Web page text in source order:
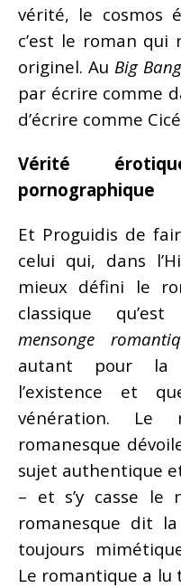
vérité, le cosmos
c’est le roman qui
originel. Au Big Bang
par écrire comme
d’écrire comme
Vérité
pornographique
Et Proguidis de
celui qui, dans
mieux défini le
classique qu’est
mensonge
autant pour la
l’existence et
vénération. Le
romanesque
sujet authentique
– et s’y casse le
romanesque dit
toujours
Le romantique a lu